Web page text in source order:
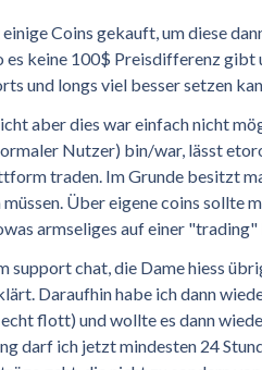
Coins gekauft, um diese
es keine 100$ Preisdifferenz
und longs viel besser setzen
aber dies war einfach nicht
Nutzer) bin/war, lässt
traden. Im Grunde besitzt
Über eigene coins sollte
armseliges auf einer
support chat, die Dame hiess
Daraufhin habe ich dann
flott) und wollte es dann
darf ich jetzt mindesten 24